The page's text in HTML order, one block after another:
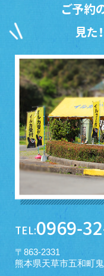
ご予約
見た
TEL:0969-
〒863-2331
熊本県天草市五和町